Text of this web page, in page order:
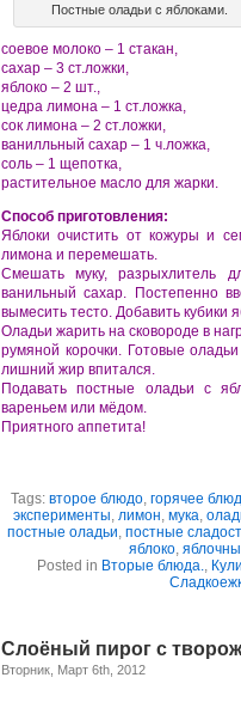
Постные оладьи с яблоками.
соевое молоко – 1 стакан,
сахар – 3 ст.ложки,
яблоко – 2 шт.,
цедра лимона – 1 ст.ложка,
сок лимона – 2 ст.ложки,
ванилльный сахар – 1 ч.ложка,
соль – 1 щепотка,
растительное масло для жарки.
Способ приготовления:
Яблоки очистить от кожуры и
лимона и перемешать.
Смешать муку, разрыхлитель
ванильный сахар. Постепенно
вымесить тесто. Добавить кубики
Оладьи жарить на сковороде в
румяной корочки. Готовые
лишний жир впитался.
Подавать постные оладьи с
вареньем или мёдом.
Приятного аппетита!
Tags: второе блюдо, горячее
эксперименты, лимон, мука,
постные оладьи, постные
яблоко,
Posted in Вторые блюда.,
Слоёный пирог с
Вторник, Март 6th, 2012